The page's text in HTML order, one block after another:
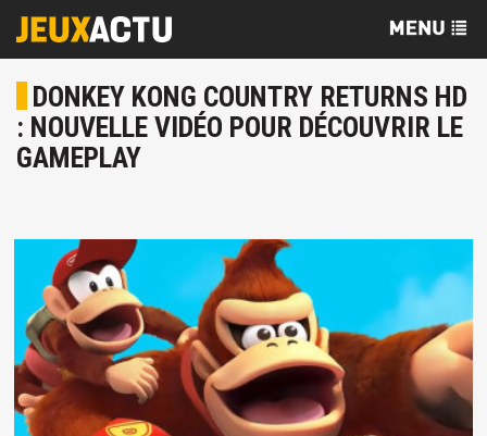
DONKEY KONG COUNTRY RETURNS HD
: NOUVELLE VIDÉO POUR DÉCOUVRIR LE
GAMEPLAY